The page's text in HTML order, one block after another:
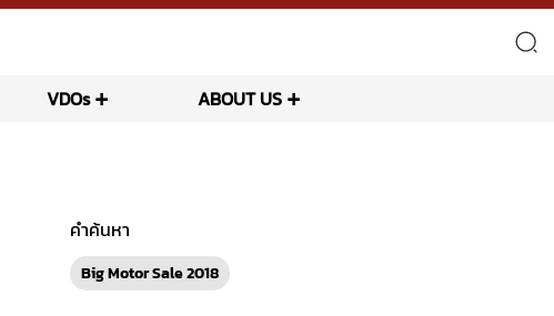
VDOs ABOUT US
คำค้นหา
Big Motor Sale 2018